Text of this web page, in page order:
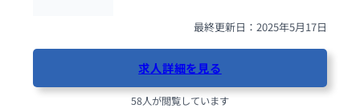
最終更新日：2025年5月17日
求人詳細を見る
58人が閲覧しています